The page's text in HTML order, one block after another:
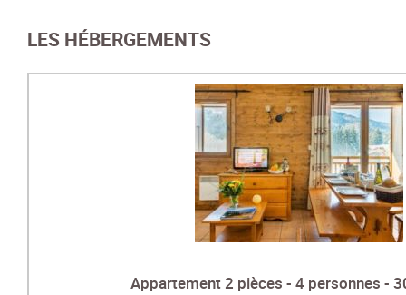
LES HÉBERGEMENTS
Appartement 2 pièces - 4 personnes -